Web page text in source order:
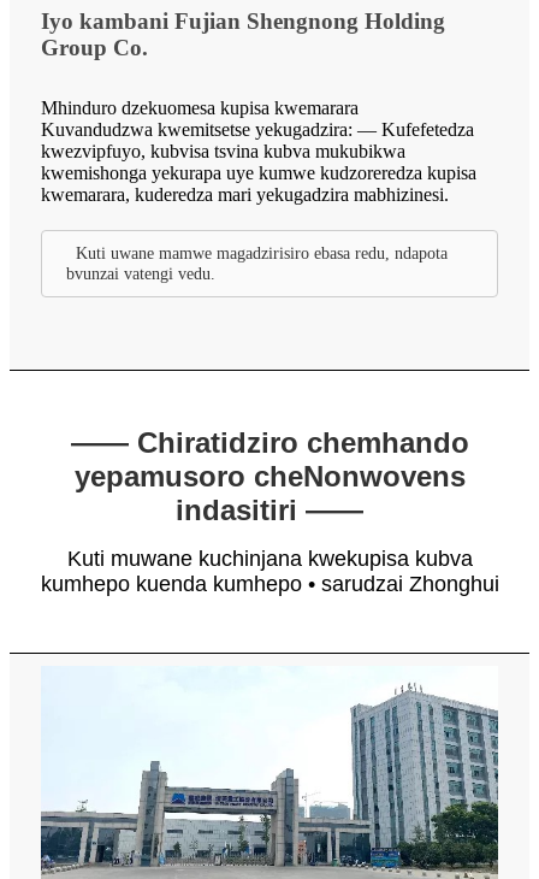
Iyo kambani Fujian Shengnong Holding
Group Co.
Mhinduro dzekuomesa kupisa kwemarara
Kuvandudzwa kwemitsetse yekugadzira: — Kufefetedza
kwezvipfuyo, kubvisa tsvina kubva mukubikwa
kwemishonga yekurapa uye kumwe kudzoreredza kupisa
kwemarara, kuderedza mari yekugadzira mabhizinesi.
Kuti uwane mamwe magadzirisiro ebasa redu, ndapota
bvunzai vatengi vedu.
—— Chiratidziro chemhando
yepamusoro cheNonwovens
indasitiri ——
Kuti muwane kuchinjana kwekupisa kubva
kumhepo kuenda kumhepo • sarudzai Zhonghui